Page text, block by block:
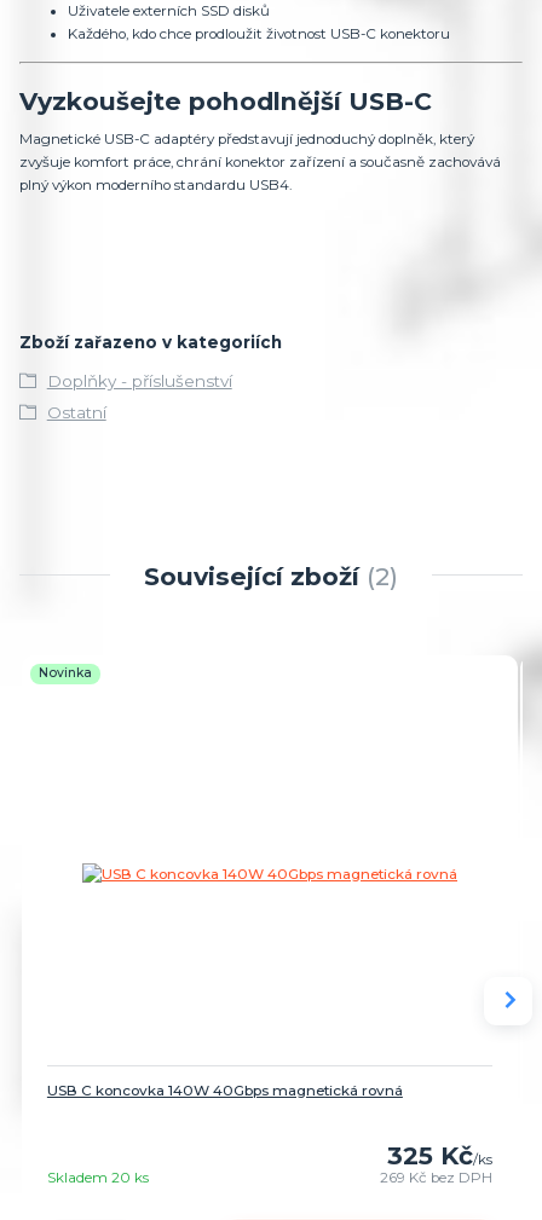
Uživatele externích SSD disků
Každého, kdo chce prodloužit životnost USB-C konektoru
Vyzkoušejte pohodlnější USB-C
Magnetické USB-C adaptéry představují jednoduchý doplněk, který
zvyšuje komfort práce, chrání konektor zařízení a současně zachovává
plný výkon moderního standardu USB4.
Zboží zařazeno v kategoriích
Doplňky - příslušenství
Ostatní
Související zboží 2
Novinka
USB C koncovka 140W 40Gbps magnetická rovná
325 Kč/ks
269 Kč bez DPH
Skladem 20 ks